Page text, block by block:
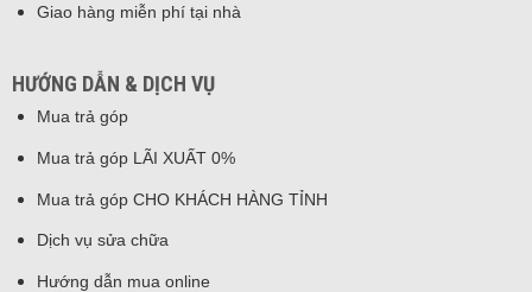
Giao hàng miễn phí tại nhà
HƯỚNG DẪN & DỊCH VỤ
Mua trả góp
Mua trả góp LÃI XUẤT 0%
Mua trả góp CHO KHÁCH HÀNG TỈNH
Dịch vụ sửa chữa
Hướng dẫn mua online